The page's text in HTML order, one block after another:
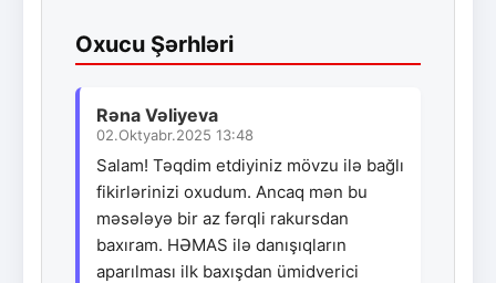
Oxucu Şərhləri
Rəna Vəliyeva
02.Oktyabr.2025 13:48
Salam! Təqdim etdiyiniz mövzu ilə bağlı
fikirlərinizi oxudum. Ancaq mən bu
məsələyə bir az fərqli rakursdan
baxıram. HƏMAS ilə danışıqların
aparılması ilk baxışdan ümidverici